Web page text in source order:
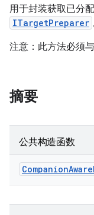
用于封装获取已分
ITargetPreparer
注意：此方法必须与
摘要
公共构造函数
CompanionAware